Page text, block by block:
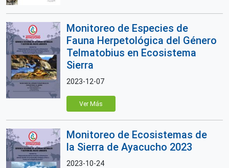
Monitoreo de Especies de
Fauna Herpetológica del Género
Telmatobius en Ecosistema
Sierra
2023-12-07
Ver Más
Monitoreo de Ecosistemas de
la Sierra de Ayacucho 2023
2023-10-24